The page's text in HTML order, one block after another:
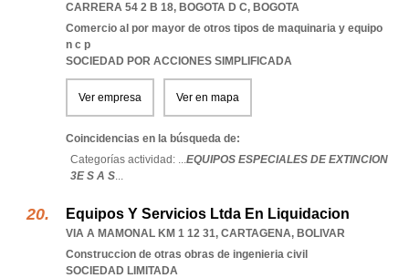
CARRERA 54 2 B 18, BOGOTA D C, BOGOTA
Comercio al por mayor de otros tipos de maquinaria y equipo
n c p
SOCIEDAD POR ACCIONES SIMPLIFICADA
Ver empresa Ver en mapa
Coincidencias en la búsqueda de:
Categorías actividad: ...EQUIPOS ESPECIALES DE EXTINCION
3E S A S...
Equipos Y Servicios Ltda En Liquidacion
VIA A MAMONAL KM 1 12 31, CARTAGENA, BOLIVAR
Construccion de otras obras de ingenieria civil
SOCIEDAD LIMITADA